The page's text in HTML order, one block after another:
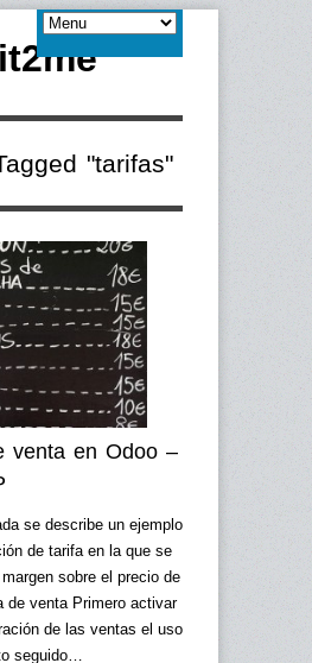
"tarifas"
venta en Odoo –
se describe un ejemplo
de tarifa en la que se
sobre el precio de
de venta Primero activar
de las ventas el uso
seguido…